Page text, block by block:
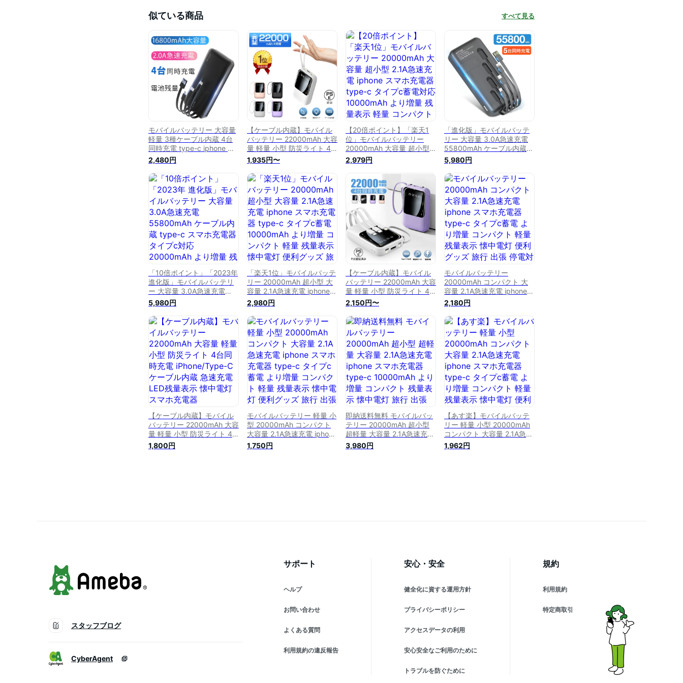
似ている商品 すべて見る
モバイルバッテリー 大容量
軽量 3種ケーブル内蔵 4台
同時充電 type-c iphone ス
マホ充電器 タイプc対応 急
速充電 超小型 薄型
16800mAh 残量表示 便利
旅行 防災グッズ
iPhone/Android対応 出張 停
電対策 10000mAhより増量
2,480円
【ケーブル内蔵】モバイル
バッテリー 22000mAh 大容
量 軽量 小型 防災ライト 4
台同時充電 iPhone/Type-C
ケーブル内蔵 急速充電 LED
残量表示 懐中電灯 スマホ充
電器 iPhone/Android 全機種
対応 停電 便利グッズ 旅行/
出張/地震対策
1,935円〜
【20倍ポイント】「楽天1
位」モバイルバッテリー
20000mAh 大容量 超小型
2.1A急速充電 iphone スマホ
充電器 type-c タイプc蓄電
対応 10000mAh より増量
残量表示 軽量 コンパクト
懐中電灯 便利グッズ 旅行
出張 停電対策 災害 台風 地
震 防災グッズ
iPhone/Android各種対応
2,979円
「進化版」モバイルバッテ
リー 大容量 3.0A急速充電
55800mAh ケーブル内蔵
type-c スマホ充電器 タイプ
c対応 残量表示 20000mAh
より増量 懐中電灯 便利グッ
ズ 出張 旅行 停電対策 防災
グッズ iPhone/Android対応
2023
5,980円
「10倍ポイント」「2023年
進化版」モバイルバッテリ
ー 大容量 3.0A急速充電
55800mAh ケーブル内蔵
type-c スマホ充電器 タイプ
c対応 20000mAh より増量
残量表示 懐中電灯 便利グッ
ズ 旅行 出張 停電対策 防災
グッズ iPhone/Android対応
2023
5,980円
「楽天1位」モバイルバッテ
リー 20000mAh 超小型 大
容量 2.1A急速充電 iphone
スマホ充電器 type-c タイプ
c蓄電 10000mAh より増量
コンパクト 軽量 残量表示
懐中電灯 便利グッズ 旅行
出張 停電対策 台風 地震 災
害 防災グッズ
iPhone/Android各種対応
2023
2,980円
【ケーブル内蔵】モバイル
バッテリー 22000mAh 大容
量 軽量 小型 防災ライト 4
台同時充電 iPhone/Type-C
ケーブル内蔵 急速充電 LED
残量表示 懐中電灯 スマホ充
電器 全機種対応 PSE認証 便
利グッズ 旅行/出張/地震対
策
2,150円〜
モバイルバッテリー
20000mAh コンパクト 大
容量 2.1A急速充電 iphone
スマホ充電器 type-c タイプ
c蓄電 より増量 コンパクト
軽量 残量表示 懐中電灯 便
利グッズ 旅行 出張 停電対
策 台風 地震 災害 防災グッ
ズ iPhone/Android各種対応
2,180円
【ケーブル内蔵】モバイル
バッテリー 22000mAh 大容
量 軽量 小型 防災ライト 4
台同時充電 iPhone/Type-C
ケーブル内蔵 急速充電 LED
1,800円
モバイルバッテリー 軽量 小
型 20000mAh コンパクト
大容量 2.1A急速充電 iphone
スマホ充電器 type-c タイプ
c蓄電 より増量 コンパクト
1,750円
即納送料無料 モバイルバッ
テリー 20000mAh 超小型
超軽量 大容量 2.1A急速充電
iphone スマホ充電器 type-
c 10000mAh より増量 コン
3,980円
【あす楽】モバイルバッテ
リー 軽量 小型 20000mAh
コンパクト 大容量 2.1A急速
充電 iphone スマホ充電器
type-c タイプc蓄電 より増
1,962円
スタッフブログ
CyberAgent
サポート
ヘルプ
お問い合わせ
よくある質問
利用規約の違反報告
安心・安全
健全化に資する運用方針
プライバシーポリシー
アクセスデータの利用
安心安全なご利用のために
トラブルを防ぐために
規約
利用規約
特定商取引